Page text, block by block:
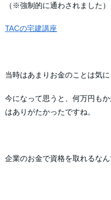
（※強制的に通わされました）
TACの宅建講座
当時はあまりお金のことは気
今になって思うと、何万円も
はありがたかったですね。
企業のお金で資格を取れるな